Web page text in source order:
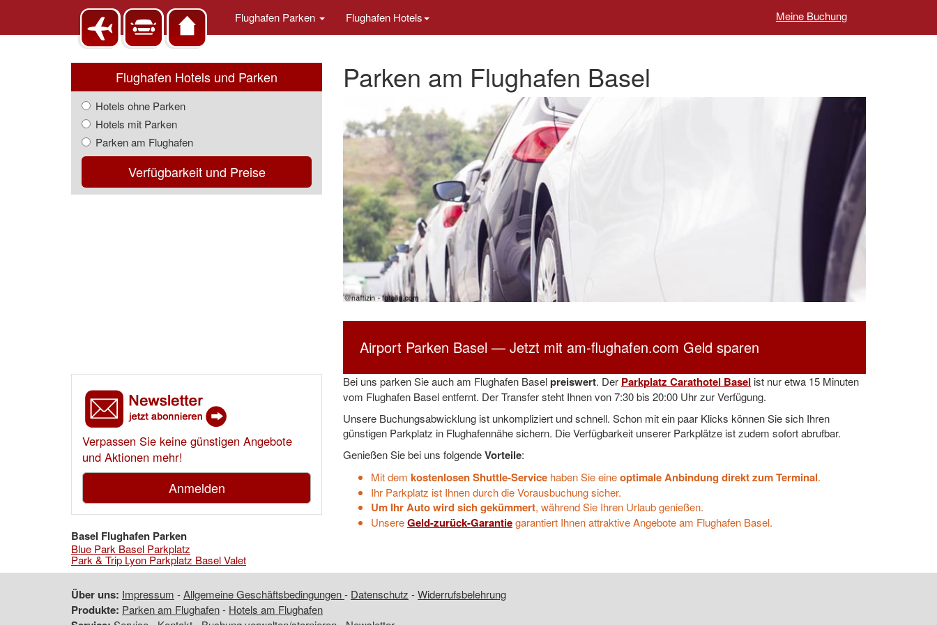
Flughafen Parken Flughafen Hotels Meine Buchung
Flughafen Hotels und Parken
Hotels ohne Parken
Hotels mit Parken
Parken am Flughafen
Verfügbarkeit und Preise
Parken am Flughafen Basel
Airport Parken Basel — Jetzt mit am-flughafen.com Geld sparen
Verpassen Sie keine günstigen Angebote
und Aktionen mehr!
Anmelden
Basel Flughafen Parken
Blue Park Basel Parkplatz
Park & Trip Lyon Parkplatz Basel Valet
Bei uns parken Sie auch am Flughafen Baselpreiswert. Der Parkplatz Carathotel Basel ist nur etwa 15 Minuten
vom Flughafen Basel entfernt. Der Transfer steht Ihnen von7:30 bis 20:00 Uhrzur Verfügung.
Unsere Buchungsabwicklung ist unkompliziert und schnell. Schon mit ein paar Klicks können Sie sich Ihren
günstigen Parkplatz in Flughafennähe sichern. Die Verfügbarkeit unserer Parkplätze ist zudem sofort abrufbar.
Genießen Sie bei uns folgendeVorteile:
Mit dem kostenlosen Shuttle-Service haben Sie eineoptimale Anbindung direkt zum Terminal.
Ihr Parkplatz ist Ihnen durch die Vorausbuchung sicher.
Um Ihr Auto wird sich gekümmert, während Sie Ihren Urlaub genießen.
UnsereGeld-zurück-Garantiegarantiert Ihnen attraktive Angebote am Flughafen Basel.
Über uns: Impressum -Allgemeine Geschäftsbedingungen- Datenschutz -Widerrufsbelehrung
Produkte: Parken am Flughafen- Hotels am Flughafen